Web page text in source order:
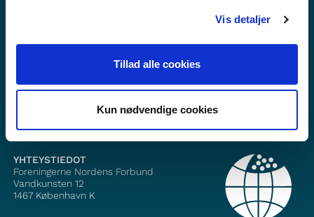
Vis detaljer
Tillad alle cookies
Kun nødvendige cookies
Seuraa meitä Facebookissa
Seuraa meitä Instagramissa
YHTEYSTIEDOT
Foreningerne Nordens Forbund
Vandkunsten 12
1467 København K